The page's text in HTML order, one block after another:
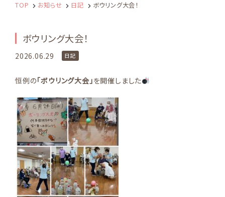
ご利用案内
086-465-6565
受付 / 9:00~17:00
お問い合わせフォーム
info＠masumikai.or.jp
TOP お知らせ 日記 ボウリング大会！
ボウリング大会！
2026.06.29 日記
恒例の「ボウリング大会」を開催しました